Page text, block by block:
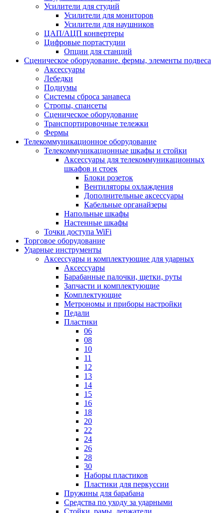
Усилители для студий
Усилители для мониторов
Усилители для наушников
ЦАП/АЦП конвертеры
Цифровые портастудии
Опции для станций
Сценическое оборудование. фермы, элементы подвеса
Аксессуары
Лебедки
Подиумы
Системы сброса занавеса
Стропы, спансеты
Сценическое оборудование
Транспортировочные тележки
Фермы
Телекоммуникационное оборудование
Телекоммуникационные шкафы и стойки
Аксессуары для телекоммуникационных
шкафов и стоек
Блоки розеток
Вентиляторы охлаждения
Дополнительные аксессуары
Кабельные органайзеры
Напольные шкафы
Настенные шкафы
Точки доступа WiFi
Торговое оборудование
Ударные инструменты
Аксессуары и комплектующие для ударных
Аксессуары
Барабанные палочки, щетки, руты
Запчасти и комплектующие
Комплектующие
Метрономы и приборы настройки
Педали
Пластики
06
08
10
11
12
13
14
15
16
18
20
22
24
26
28
30
Наборы пластиков
Пластики для перкуссии
Пружины для барабана
Средства по уходу за ударными
Стойки, рамы, держатели